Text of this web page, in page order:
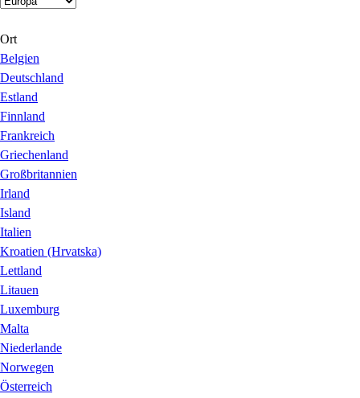
Ort
Belgien
Deutschland
Estland
Finnland
Frankreich
Griechenland
Großbritannien
Irland
Island
Italien
Kroatien (Hrvatska)
Lettland
Litauen
Luxemburg
Malta
Niederlande
Norwegen
Österreich